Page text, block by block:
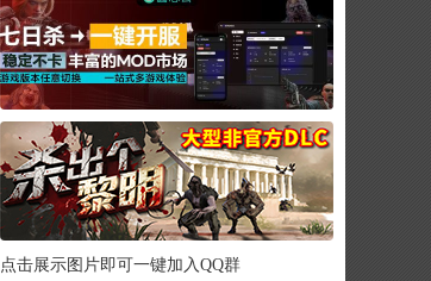
点击展示图片即可一键加入QQ群